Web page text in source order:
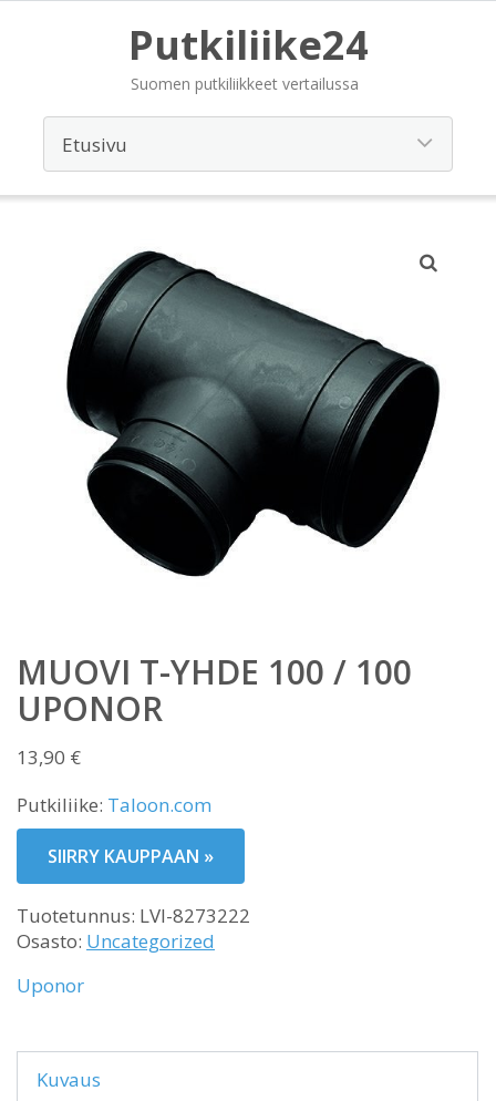
Putkiliike24
Suomen putkiliikkeet vertailussa
MUOVI T-YHDE 100 / 100
UPONOR
13,90 €
Putkiliike: Taloon.com
SIIRRY KAUPPAAN »
Tuotetunnus: LVI-8273222
Osasto: Uncategorized
Uponor
Kuvaus